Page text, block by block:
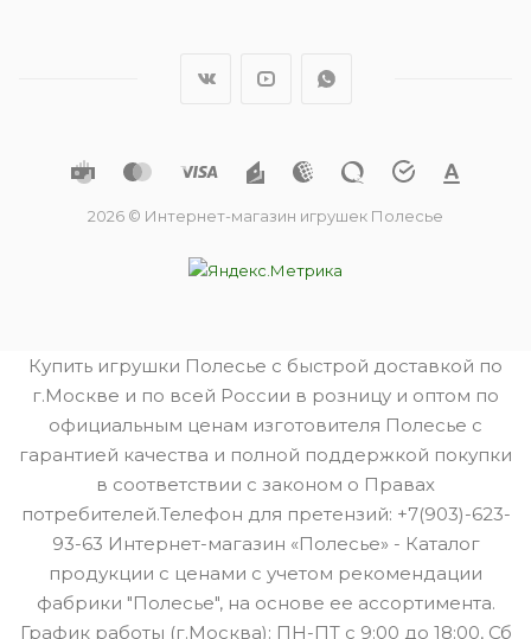
2026 © Интернет-магазин игрушек Полесье
Купить игрушки Полесье с быстрой доставкой по
г.Москве и по всей России в розницу и оптом по
официальным ценам изготовителя Полесье с
гарантией качества и полной поддержкой покупки
в соответствии с законом о Правах
потребителей.Телефон для претензий: +7(903)-623-
93-63 Интернет-магазин «Полесье» - Каталог
продукции с ценами с учетом рекомендации
фабрики "Полесье", на основе ее ассортимента.
График работы (г.Москва): ПН-ПТ с 9:00 до 18:00, Сб